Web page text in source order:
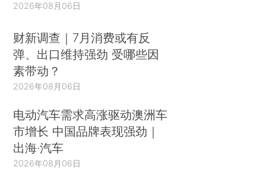
2026年08月06日
财新调查｜7月消费或有反
弹、出口维持强劲 受哪些因
素带动？
2026年08月06日
电动汽车需求高涨驱动澳洲车
市增长 中国品牌表现强劲｜
出海·汽车
2026年08月06日